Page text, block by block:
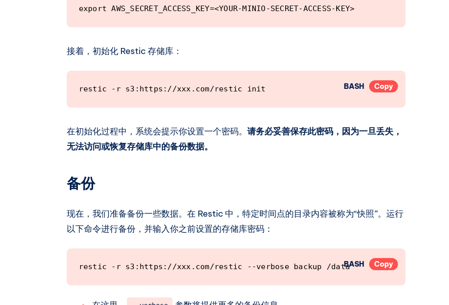
export AWS_SECRET_ACCESS_KEY=<YOUR-MINIO-SECRET-ACCESS-KEY>
接着，初始化 Restic 存储库：
restic -r s3:https://xxx.com/restic init BASH Copy
在初始化过程中，系统会提示你设置一个密码。 请务必妥善保存此密码，因为一旦丢失，
无法访问或恢复存储库中的备份数据。
备份
现在，我们准备备份一些数据。在 Restic 中，特定时间点的目录内容被称为“快照”。运行
以下命令进行备份，并输入你之前设置的存储库密码：
restic -r s3:https://xxx.com/restic --verbose backup /dataBASH Copy